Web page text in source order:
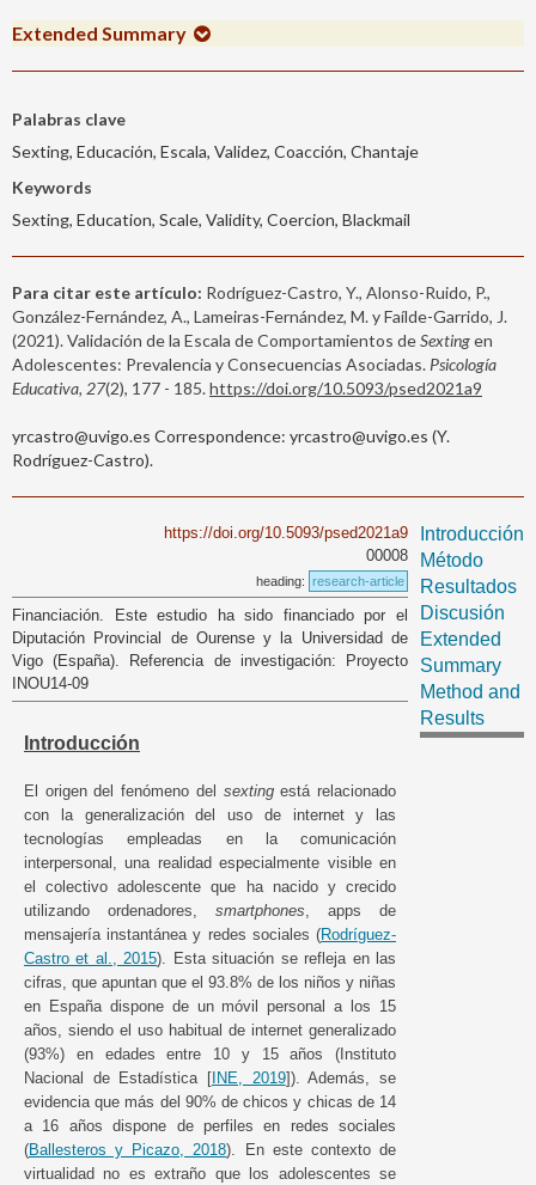
Extended Summary
Palabras clave
Sexting, Educación, Escala, Validez, Coacción, Chantaje
Keywords
Sexting, Education, Scale, Validity, Coercion, Blackmail
Para citar este artículo: Rodríguez-Castro, Y., Alonso-Ruido, P.,
González-Fernández, A., Lameiras-Fernández, M. y Faílde-Garrido, J.
(2021). Validación de la Escala de Comportamientos deSextingen
Adolescentes: Prevalencia y Consecuencias Asociadas. Psicología
Educativa, 27(2), 177 - 185.https://doi.org/10.5093/psed2021a9
yrcastro@uvigo.es Correspondence: yrcastro@uvigo.es (Y.
Rodríguez-Castro).
https://doi.org/10.5093/psed2021a9
00008
heading: research-article
Financiación. Este estudio ha sido financiado por el
Diputación Provincial de Ourense y la Universidad de
Vigo (España). Referencia de investigación: Proyecto
INOU14-09
Introducción
El origen del fenómeno del sextingestá relacionado
con la generalización del uso de internet y las
tecnologías empleadas en la comunicación
interpersonal, una realidad especialmente visible en
el colectivo adolescente que ha nacido y crecido
utilizando ordenadores, smartphones , apps de
mensajería instantánea y redes sociales (Rodríguez-
Castro et al., 2015). Esta situación se refleja en las
cifras, que apuntan que el 93.8% de los niños y niñas
en España dispone de un móvil personal a los 15
años, siendo el uso habitual de internet generalizado
(93%) en edades entre 10 y 15 años (Instituto
Nacional de Estadística [INE, 2019]). Además, se
evidencia que más del 90% de chicos y chicas de 14
a 16 años dispone de perfiles en redes sociales
(Ballesteros y Picazo, 2018). En este contexto de
virtualidad no es extraño que los adolescentes se
Introducción
Método
Resultados
Discusión
Extended
Summary
Method and
Results